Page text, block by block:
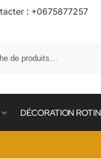
: +0675877257
DÉCORATION ROTIN